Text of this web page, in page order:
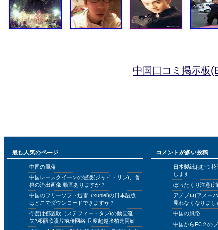
中国口コミ掲示板
最も人気のページ
中国の風俗
中国レースクイーンの翟凌(ジャイ・リン)、兽
兽の流出画像,動画ありますか？
中国のフリーソフト迅雷（xunlei)の日本語版
はどこでダウンロードできますか？
今度は鄧麗欣（ステフィー・タン)の動画流
失?邓丽欣照片疯传网络 尺度超越张柏芝阿娇
コメントが多い投稿
日本製紙おむつ
します
ぼったくり注意(
アメブロ(アメー
見れなくなりまし
中国の風俗
中国からFC２の